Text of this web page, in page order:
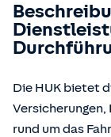
Die HUK bietet
rund um das